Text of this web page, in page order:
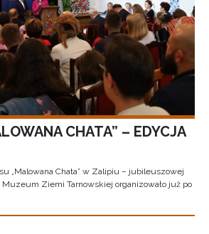
CHATA” – EDYCJA
„Malowana Chata” w Zalipiu – jubileuszowej
Ziemi Tarnowskiej organizowało już po